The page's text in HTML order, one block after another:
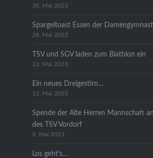
30. Mai 2023
Spargeltoast Essen der
28. Mai 2023
TSV und SGV laden zum Biathlon ein
22. Mai 2023
Ein neues Dreigestirn…
12. Mai 2023
Spende der Alte Herren Mannschaft
des TSV Vordorf
9. Mai 2023
Los geht’s…